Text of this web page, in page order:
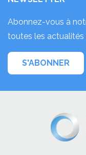
Abonnez-vous à
toutes les actualités
S'ABONNER